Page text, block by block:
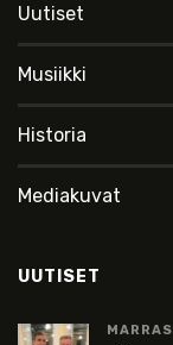
Uutiset
Musiikki
Historia
Mediakuvat
UUTISET